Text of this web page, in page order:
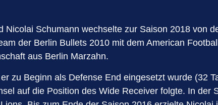
Schumann wechselte zur Saison 2018 von
der Berlin Bullets 2010 mit dem American
aus Berlin Marzahn.
zu Beginn als Defense End eingesetzt wurde (32
auf die Position des Wide Receiver folgte. In der